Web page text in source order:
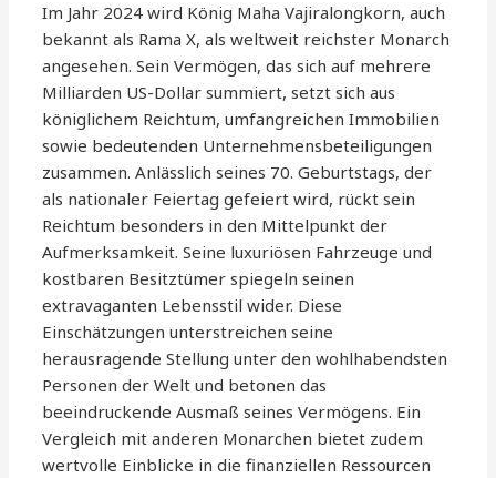
Im Jahr 2024 wird König Maha Vajiralongkorn, auch
bekannt als Rama X, als weltweit reichster Monarch
angesehen. Sein Vermögen, das sich auf mehrere
Milliarden US-Dollar summiert, setzt sich aus
königlichem Reichtum, umfangreichen Immobilien
sowie bedeutenden Unternehmensbeteiligungen
zusammen. Anlässlich seines 70. Geburtstags, der
als nationaler Feiertag gefeiert wird, rückt sein
Reichtum besonders in den Mittelpunkt der
Aufmerksamkeit. Seine luxuriösen Fahrzeuge und
kostbaren Besitztümer spiegeln seinen
extravaganten Lebensstil wider. Diese
Einschätzungen unterstreichen seine
herausragende Stellung unter den wohlhabendsten
Personen der Welt und betonen das
beeindruckende Ausmaß seines Vermögens. Ein
Vergleich mit anderen Monarchen bietet zudem
wertvolle Einblicke in die finanziellen Ressourcen